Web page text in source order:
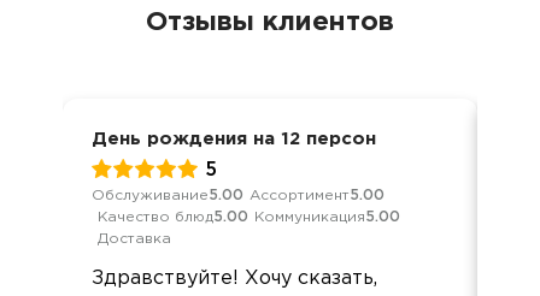
Отзывы клиентов
День рождения на 12 персон
5
Обслуживание5.00 Ассортимент5.00
Качество блюд5.00 Коммуникация5.00
Доставка
Здравствуйте! Хочу сказать,